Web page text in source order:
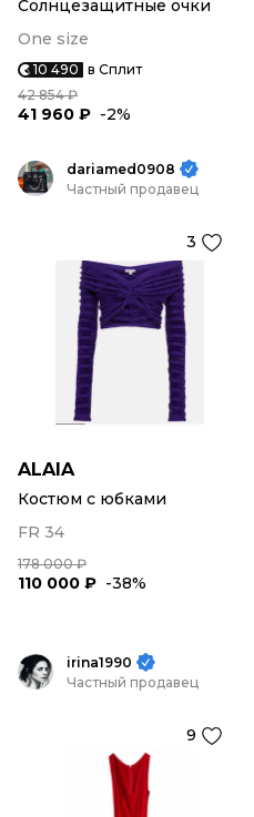
Солнцезащитные очки
One size
10 490 в Сплит
42 854 ₽
41 960 ₽ -2%
dariamed0908
Частный продавец
3
ALAIA
Костюм с юбками
FR 34
178 000 ₽
110 000 ₽ -38%
irina1990
Частный продавец
9